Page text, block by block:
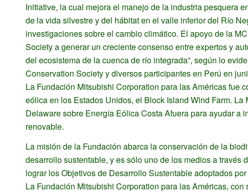
Initiative, la cual mejora el manejo de la industria pesquera
de la vida silvestre y del hábitat en el valle inferior del Río
investigaciones sobre el cambio climático. El apoyo de la
Society a generar un creciente consenso entre expertos y
del ecosistema de la cuenca de río integrada”, según lo
Conservation Society y diversos participantes en Perú en
La Fundación Mitsubishi Corporation para las Américas fue
eólica en los Estados Unidos, el Block Island Wind Farm.
Delaware sobre Energía Eólica Costa Afuera para ayudar
renovable.
La misión de la Fundación abarca la conservación de la
desarrollo sustentable, y es sólo uno de los medios a
lograr los Objetivos de Desarrollo Sustentable adoptados
La Fundación Mitsubishi Corporation para las Américas,